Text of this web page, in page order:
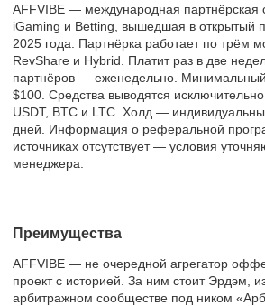
AFFVIBE — международная партнёрская
iGaming и Betting, вышедшая в открытый
2025 года. Партнёрка работает по трём
RevShare и Hybrid. Платит раз в две
партнёров — еженедельно.
$100. Средства выводятся
USDT, BTC и LTC. Холд —
дней. Информация о реферальной
источниках отсутствует — условия
менеджера.
Преимущества
AFFVIBE — не очередной агрегатор
проект с историей. За ним стоит Эрдэм,
арбитражном сообществе под ником